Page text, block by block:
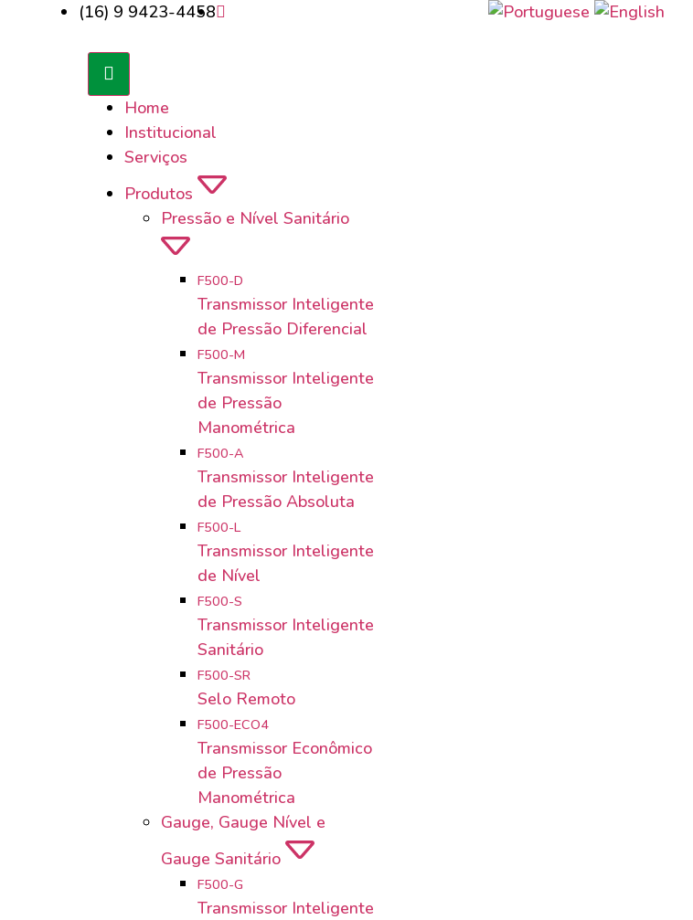
(16) 9 9423-4458
Home
Institucional
Serviços
Produtos
Pressão e Nível Sanitário
F500-D
Transmissor Inteligente
de Pressão Diferencial
F500-M
Transmissor Inteligente
de Pressão
Manométrica
F500-A
Transmissor Inteligente
de Pressão Absoluta
F500-L
Transmissor Inteligente
de Nível
F500-S
Transmissor Inteligente
Sanitário
F500-SR
Selo Remoto
F500-ECO4
Transmissor Econômico
de Pressão
Manométrica
Gauge, Gauge Nível e
Gauge Sanitário
F500-G
Transmissor Inteligente